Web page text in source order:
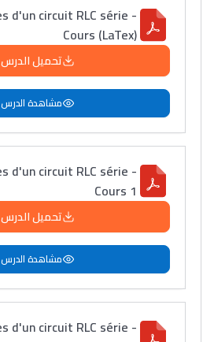
d'un circuit RLC série -
Cours (LaTex)
تحميل الدرس
مشاهدة الدرس
d'un circuit RLC série -
Cours 1
تحميل الدرس
مشاهدة الدرس
d'un circuit RLC série -